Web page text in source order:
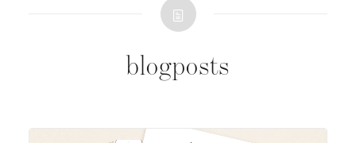
blogposts